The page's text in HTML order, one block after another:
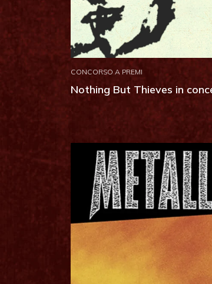
CONCORSO A PREMI
Nothing But Thieves in